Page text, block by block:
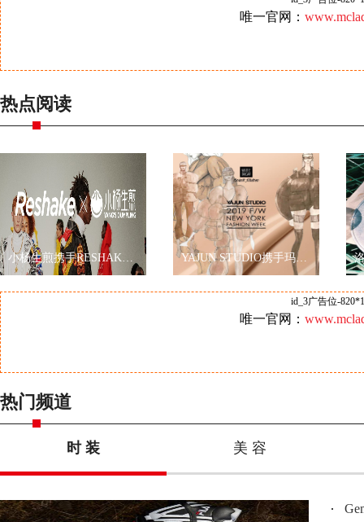
唯一官网：
热点阅读
小杨生煎携手RESHAKE耀眼伦敦时装周，再现海派文化 YAJUN STUDIO携手玛丽黛佳色彩工作室2019秋冬纽约时装周玩转跨界
id_3广告位-
唯一官网：
热门频道
时 装 美 容